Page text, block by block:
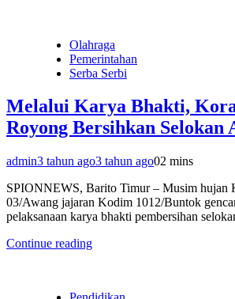
Olahraga
Pemerintahan
Serba Serbi
Melalui Karya Bhakti,
Royong Bersihkan Selokan
admin3 tahun ago3 tahun ago02 mins
SPIONNEWS, Barito Timur – Musim hujan
03/Awang jajaran Kodim 1012/Buntok
pelaksanaan karya bhakti pembersihan
Continue reading